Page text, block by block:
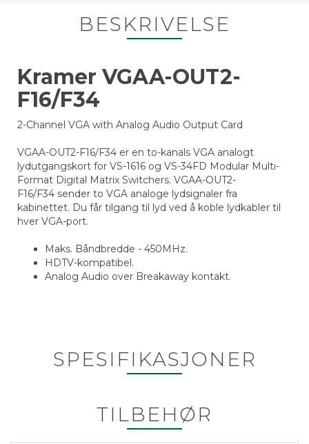
BESKRIVELSE
Kramer VGAA-OUT2-
F16/F34
2-Channel VGA with Analog Audio Output Card
VGAA-OUT2-F16/F34 er en to-kanals VGA analogt
lydutgangskort for VS-1616 og VS-34FD Modular Multi-
Format Digital Matrix Switchers. VGAA-OUT2-
F16/F34 sender to VGA analoge lydsignaler fra
kabinettet. Du får tilgang til lyd ved å koble lydkabler til
hver VGA-port.
Maks. Båndbredde - 450MHz.
HDTV-kompatibel.
Analog Audio over Breakaway kontakt.
SPESIFIKASJONER
TILBEHØR